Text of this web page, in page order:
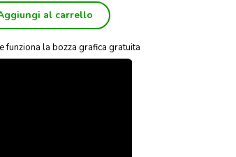
al carrello
funziona la bozza grafica gratuita